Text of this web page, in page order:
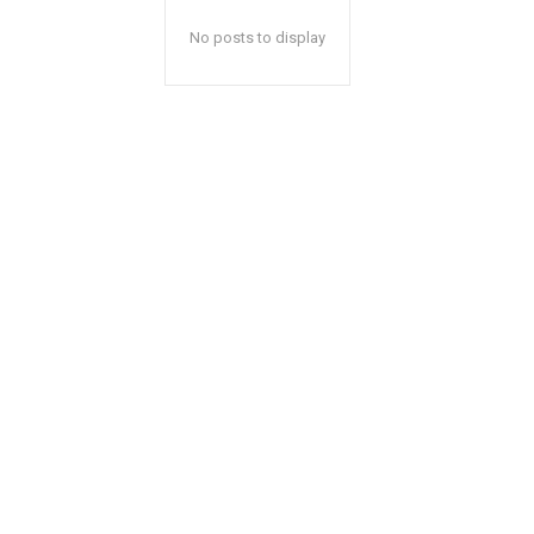
No posts to display